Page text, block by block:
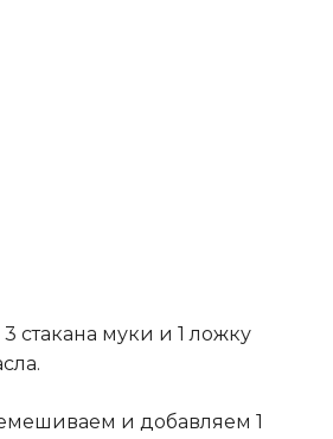
стакана муки и 1 ложку
и добавляем 1